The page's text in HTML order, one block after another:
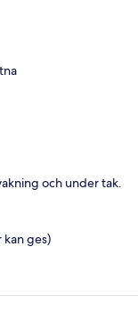
och under tak.
ges)